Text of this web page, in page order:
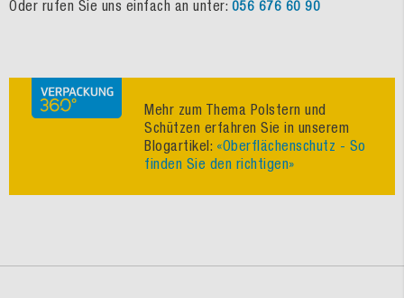
Oder rufen Sie uns einfach an unter: 056 676 60 90
Mehr zum Thema Polstern und
Schützen erfahren Sie in unserem
Blogartikel: «Oberflächenschutz - So
finden Sie den richtigen»